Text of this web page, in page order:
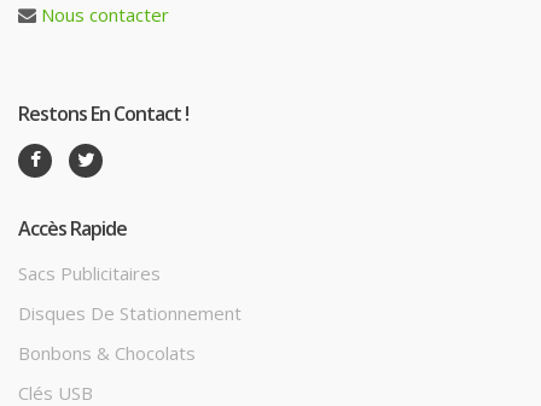
Nous contacter
Restons En Contact !
Accès Rapide
Sacs Publicitaires
Disques De Stationnement
Bonbons & Chocolats
Clés USB